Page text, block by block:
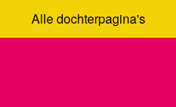
Alle dochterpagina's